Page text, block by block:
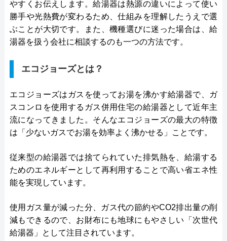
やすくお伝えします。給湯器は熱源の違いによって使い
勝手や光熱費が変わるため、仕組みを理解したうえで選
ぶことが大切です。また、機種選びに迷った場合は、給
湯器を扱う会社に相談するのも一つの方法です。
エコジョーズとは？
エコジョーズはガスを使ってお湯を沸かす給湯器で、ガ
スコンロを使用するガス併用住宅の給湯器として近年主
流になってきました。そんなエコジョーズの最大の特徴
は「少ないガスでお湯を効率よく沸かせる」ことです。
従来型の給湯器では捨てられていた排気熱を、給湯する
ためのエネルギーとして再利用することで高い省エネ性
能を実現しています。
使用ガス量が減った分、ガス代の節約やCO2排出量の削
減もできるので、お財布にも地球にもやさしい「次世代
給湯器」として注目されています。